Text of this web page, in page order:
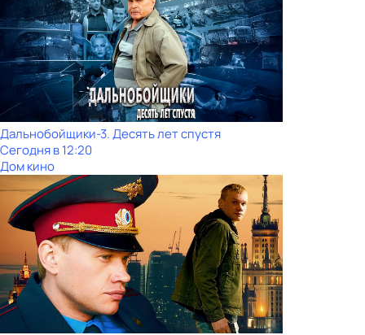
Дальнобойщики-3. Десять лет спустя
Сегодня в 12:20
Дом кино